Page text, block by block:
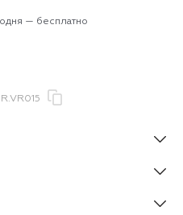
— бесплатно